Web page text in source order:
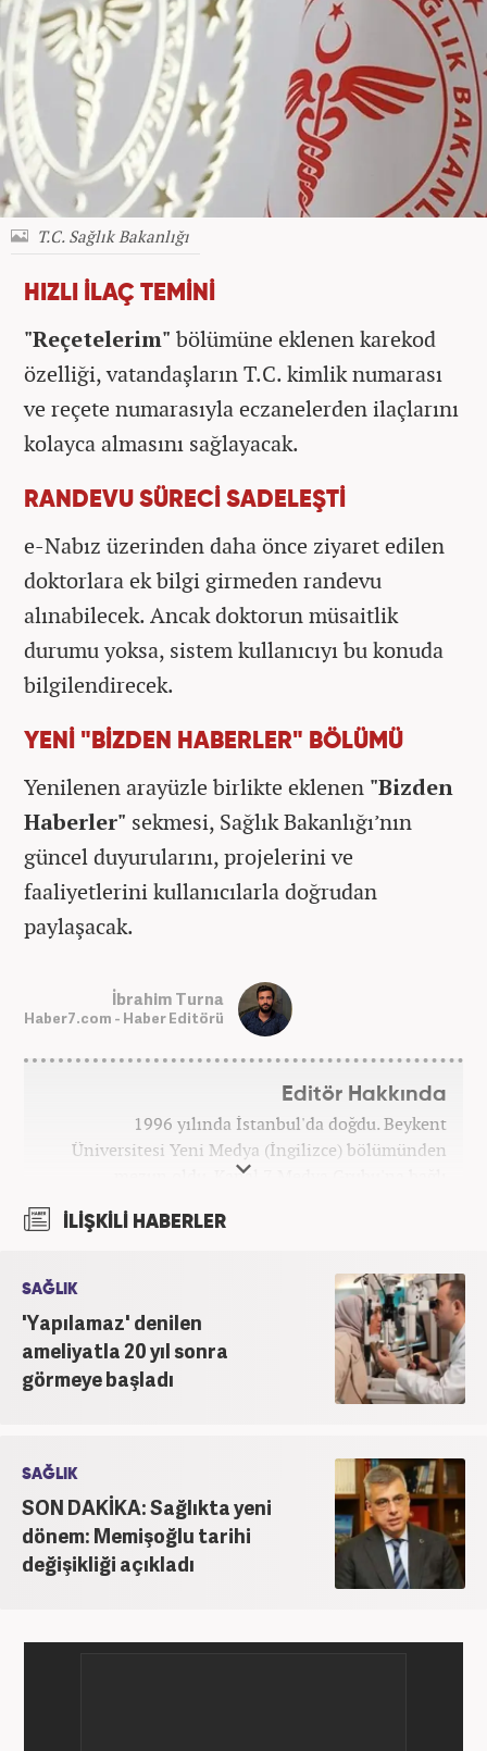
T.C. Sağlık Bakanlığı
HIZLI İLAÇ TEMİNİ
"Reçetelerim" bölümüne eklenen karekod
özelliği, vatandaşların T.C. kimlik numarası
ve reçete numarasıyla eczanelerden ilaçlarını
kolayca almasını sağlayacak.
RANDEVU SÜRECİ SADELEŞTİ
e-Nabız üzerinden daha önce ziyaret edilen
doktorlara ek bilgi girmeden randevu
alınabilecek. Ancak doktorun müsaitlik
durumu yoksa, sistem kullanıcıyı bu konuda
bilgilendirecek.
YENİ "BİZDEN HABERLER" BÖLÜMÜ
Yenilenen arayüzle birlikte eklenen "Bizden
Haberler" sekmesi, Sağlık Bakanlığı’nın
güncel duyurularını, projelerini ve
faaliyetlerini kullanıcılarla doğrudan
paylaşacak.
İbrahim Turna
Haber7.com - Haber Editörü
Editör Hakkında
1996 yılında İstanbul'da doğdu. Beykent
Üniversitesi Yeni Medya (İngilizce) bölümünden
mezun oldu. Kanal 7 Medya Grubu'na bağlı
İLİŞKİLİ HABERLER
SAĞLIK
'Yapılamaz' denilen
ameliyatla 20 yıl sonra
görmeye başladı
SAĞLIK
SON DAKİKA: Sağlıkta yeni
dönem: Memişoğlu tarihi
değişikliği açıkladı